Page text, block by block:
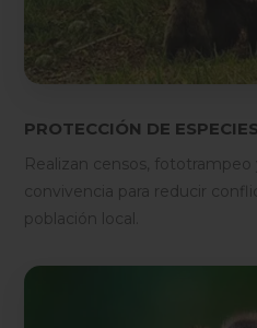
PROTECCIÓN DE
Realizan censos, fototrampeo
convivencia para reducir
población local.